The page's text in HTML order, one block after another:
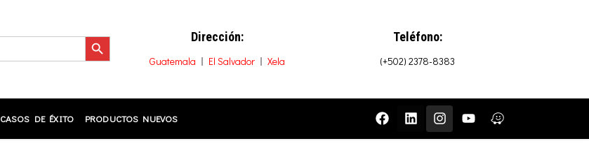
Botón de búsqueda Dirección:
Guatemala El Salvador Xela
Teléfono:
(+502) 2378-8383
CASOS DE ÉXITO PRODUCTOS NUEVOS F
a
c
L
i
n
I
n
s
Y
o
u
W
a
z